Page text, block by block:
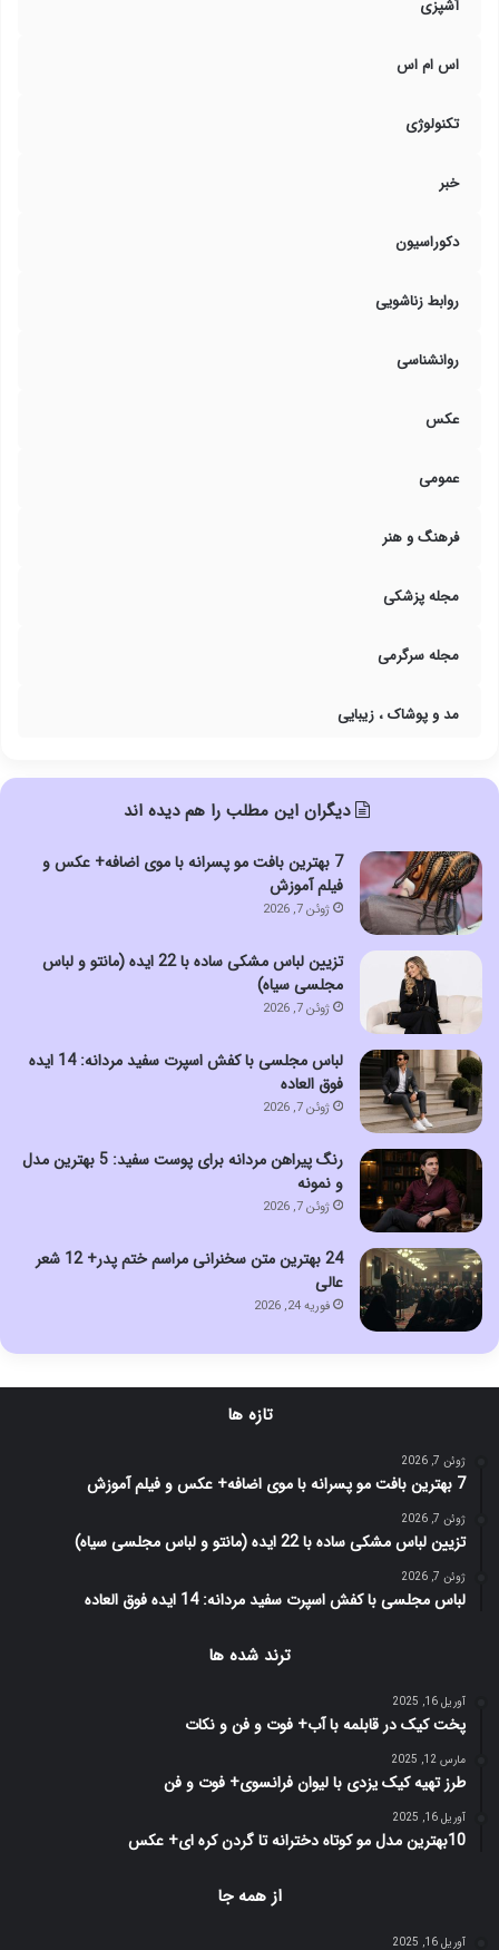
آشپزی
اس ام اس
تکنولوژی
خبر
دکوراسیون
روابط زناشویی
روانشناسی
عکس
عمومی
فرهنگ و هنر
مجله پزشکی
مجله سرگرمی
مد و پوشاک ، زیبایی
دیگران این مطلب را هم دیده اند
7 بهترین بافت مو پسرانه با موی اضافه+ عکس و
فیلم آموزش
ژوئن 7, 2026
تزیین لباس مشکی ساده با 22 ایده (مانتو و لباس
مجلسی سیاه)
ژوئن 7, 2026
لباس مجلسی با کفش اسپرت سفید مردانه: 14 ایده
فوق العاده
ژوئن 7, 2026
رنگ پیراهن مردانه برای پوست سفید: 5 بهترین مدل
و نمونه
ژوئن 7, 2026
24 بهترین متن سخنرانی مراسم ختم پدر+ 12 شعر
عالی
فوریه 24, 2026
تازه ها
ژوئن 7, 2026
7 بهترین بافت مو پسرانه با موی اضافه+ عکس و فیلم آموزش
ژوئن 7, 2026
تزیین لباس مشکی ساده با 22 ایده (مانتو و لباس مجلسی سیاه)
ژوئن 7, 2026
لباس مجلسی با کفش اسپرت سفید مردانه: 14 ایده فوق العاده
ترند شده ها
آوریل 16, 2025
پخت کیک در قابلمه با آب+ فوت و فن و نکات
مارس 12, 2025
طرز تهیه کیک یزدی با لیوان فرانسوی+ فوت و فن
آوریل 16, 2025
10بهترین مدل مو کوتاه دخترانه تا گردن کره ای+ عکس
از همه جا
آوریل 16, 2025